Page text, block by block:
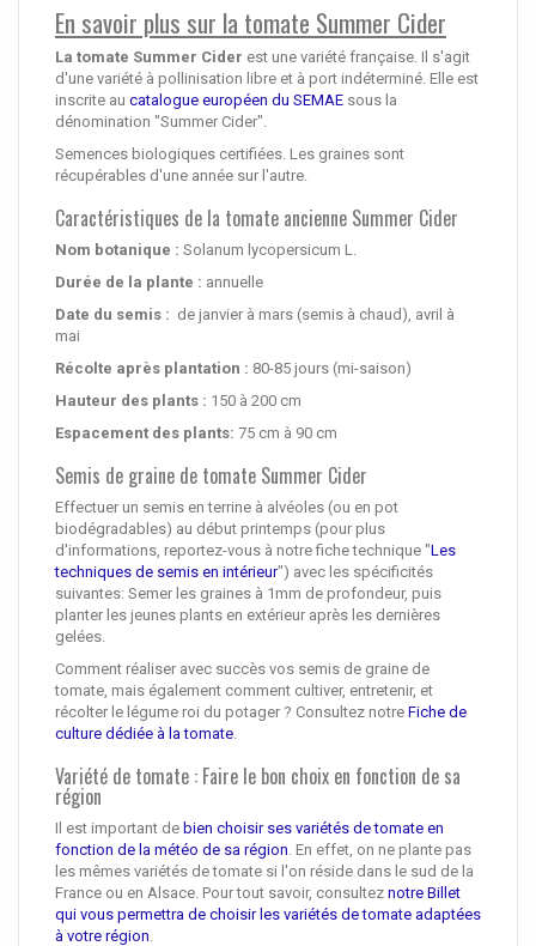
En savoir plus sur la tomate Summer Cider
La tomate Summer Cider est une variété française. Il s'agit
d'une variété à pollinisation libre et à port indéterminé. Elle est
inscrite au catalogue européen du SEMAE sous la
dénomination "Summer Cider".
Semences biologiques certifiées. Les graines sont
récupérables d'une année sur l'autre.
Caractéristiques de la tomate ancienne Summer Cider
Nom botanique : Solanum lycopersicum L.
Durée de la plante : annuelle
Date du semis : de janvier à mars (semis à chaud), avril à
mai
Récolte après plantation : 80-85 jours (mi-saison)
Hauteur des plants : 150 à 200 cm
Espacement des plants: 75 cm à 90 cm
Semis de graine de tomate Summer Cider
Effectuer un semis en terrine à alvéoles (ou en pot
biodégradables) au début printemps (pour plus
d'informations, reportez-vous à notre fiche technique "Les
techniques de semis en intérieur") avec les spécificités
suivantes: Semer les graines à 1mm de profondeur, puis
planter les jeunes plants en extérieur après les dernières
gelées.
Comment réaliser avec succès vos semis de graine de
tomate, mais également comment cultiver, entretenir, et
récolter le légume roi du potager ? Consultez notre Fiche de
culture dédiée à la tomate
Variété de tomate : Faire le bon choix en fonction de sa
région
Il est important de bien choisir ses variétés de tomate en
fonction de la météo de sa région . En effet, on ne plante pas
les mêmes variétés de tomate si l'on réside dans le sud de la
France ou en Alsace. Pour tout savoir, consultez notre Billet
qui vous permettra de choisir les variétés de tomate adaptées
à votre région